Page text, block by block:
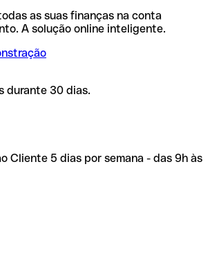
as suas finanças na conta
A solução online inteligente.
durante 30 dias.
Cliente 5 dias por semana - das 9h às